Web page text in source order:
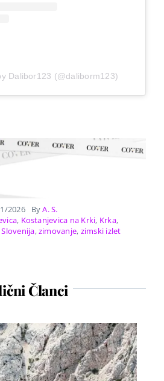
Dalibor123 (@daliborm123)
2026 ByA. S.
, Kostanjevica na Krki, Krka,
Slovenija,zimovanje, zimski izlet
Članci